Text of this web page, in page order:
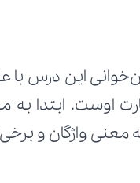
این درس با
معنی واژگان و